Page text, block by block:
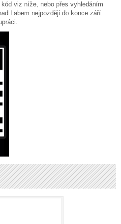
viz níže, nebo přes vyhledáním
Labem nejpozději do konce září.